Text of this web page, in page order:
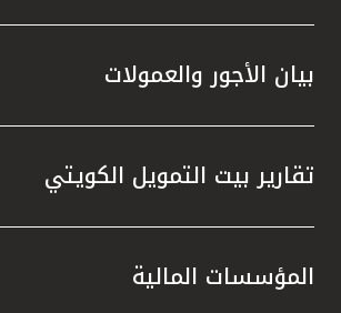
بيان الأجور والعمولات
تقارير بيت التمويل الكويتي
المؤسسات المالية